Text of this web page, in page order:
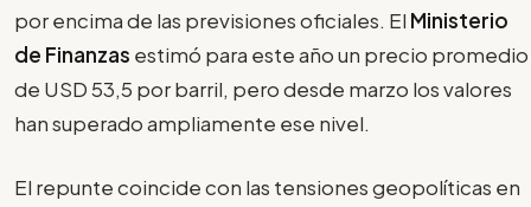
por encima de las previsiones oficiales. El Ministerio
de Finanzas estimó para este año un precio promedio
de USD 53,5 por barril, pero desde marzo los valores
han superado ampliamente ese nivel.
El repunte coincide con las tensiones geopolíticas en